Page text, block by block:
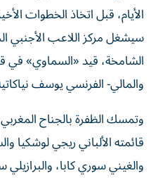
الأيام، قبل اتخاذ الخطوات
سيشغل مركز اللاعب
الشامخة، قيد «السماوي» في
والمالي- الفرنسي يوسف
وتمسك الظفرة بالجناح
قائمته الألباني ريجي لوشكيا
والغيني سوري كابا، والبرازيلي